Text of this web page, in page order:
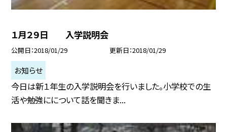
１月２９日 入学説明会
公開日 2018/01/29 更新日 2018/01/29
お知らせ
今日は新１年生の入学説明会を行いました。小学校での生
活や勉強にについて話を聞きま...